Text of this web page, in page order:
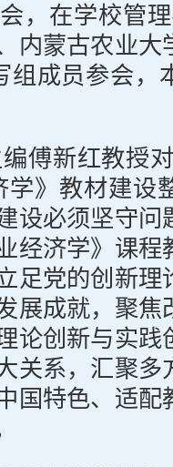
，在学校管
内蒙古农业大
组成员参会，
傅新红教授
学》教材建设
设必须坚守问
经济学》课程
足党的创新理
展成就，聚焦
论创新与实践
关系，汇聚多
国特色、适配